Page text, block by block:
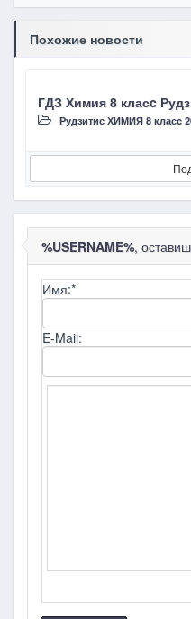
Похожие новости
ГДЗ Химия 8 класc
Рудзитис ХИМИЯ 8 класc
%USERNAME%,
Имя:*
E-Mail: